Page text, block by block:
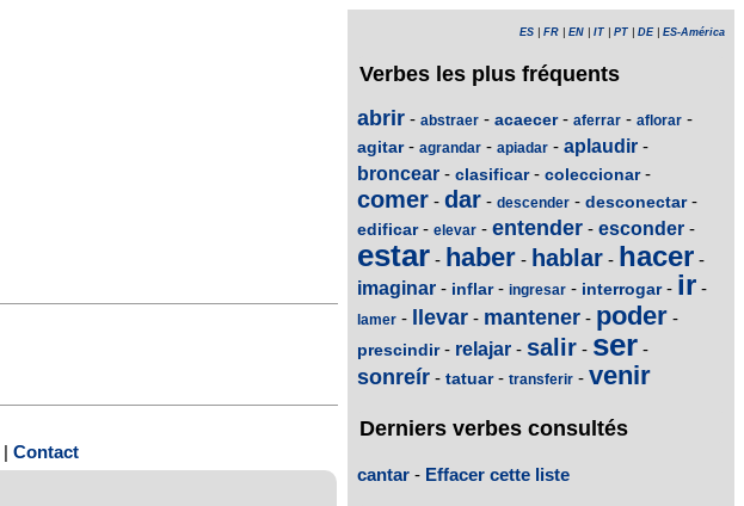
Contact
ES FR EN IT PT DE| ES-América
Verbes les plus fréquents
abrir - abstraer - acaecer- aferrar - aflorar -
agitar- agrandar - apiadar - aplaudir -
broncear - clasificar- coleccionar-
comer - dar - descender - desconectar-
edificar- elevar - entender - esconder -
estar - haber - hablar - hacer -
imaginar - inflar- ingresar - interrogar- ir -
lamer - llevar - mantener - poder -
prescindir- relajar - salir - ser -
sonreír - tatuar- transferir - venir
Derniers verbes consultés
cantar - Effacer cette liste